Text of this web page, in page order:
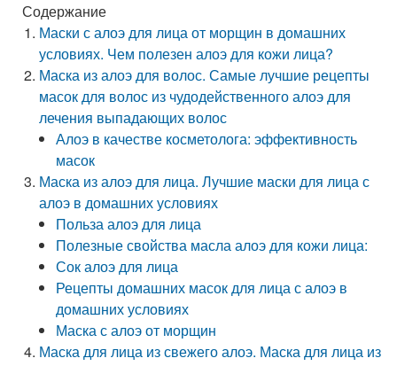
Содержание
Маски с алоэ для лица от морщин в домашних
условиях. Чем полезен алоэ для кожи лица?
Маска из алоэ для волос. Самые лучшие рецепты
масок для волос из чудодейственного алоэ для
лечения выпадающих волос
Алоэ в качестве косметолога: эффективность
масок
Маска из алоэ для лица. Лучшие маски для лица с
алоэ в домашних условиях
Польза алоэ для лица
Полезные свойства масла алоэ для кожи лица:
Сок алоэ для лица
Рецепты домашних масок для лица с алоэ в
домашних условиях
Маска с алоэ от морщин
Маска для лица из свежего алоэ. Маска для лица из